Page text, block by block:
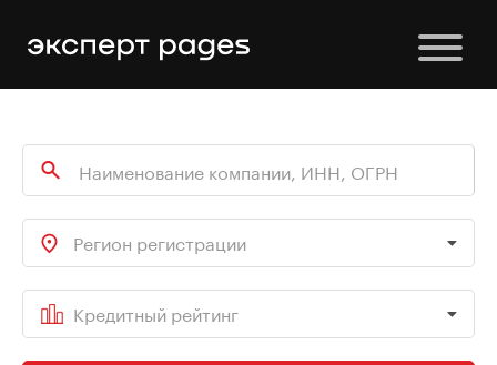
Регион регистрации
Кредитный рейтинг